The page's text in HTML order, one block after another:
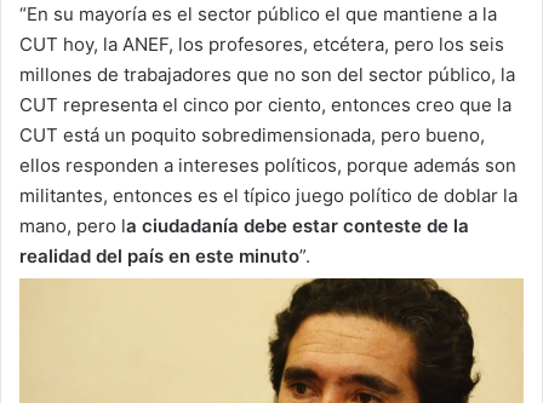
“En su mayoría es el sector público el que mantiene a la
CUT hoy, la ANEF, los profesores, etcétera, pero los seis
millones de trabajadores que no son del sector público, la
CUT representa el cinco por ciento, entonces creo que la
CUT está un poquito sobredimensionada, pero bueno,
ellos responden a intereses políticos, porque además son
militantes, entonces es el típico juego político de doblar la
mano, pero la ciudadanía debe estar conteste de la
realidad del país en este minuto”.